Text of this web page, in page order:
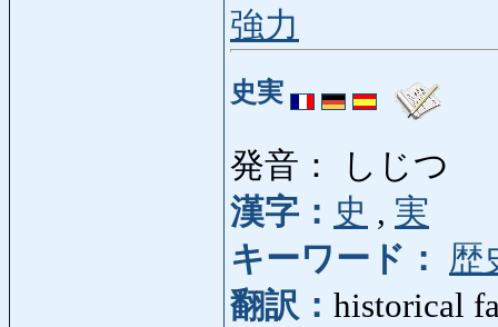
強力
史実
発音： しじつ
漢字： 史 , 実
キーワード：
歴
翻訳： historical